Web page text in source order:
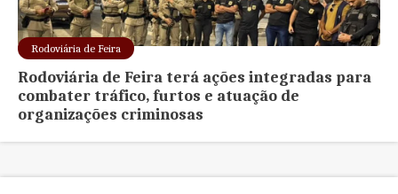
Rodoviária de Feira
Rodoviária de Feira terá ações integradas para
combater tráfico, furtos e atuação de
organizações criminosas